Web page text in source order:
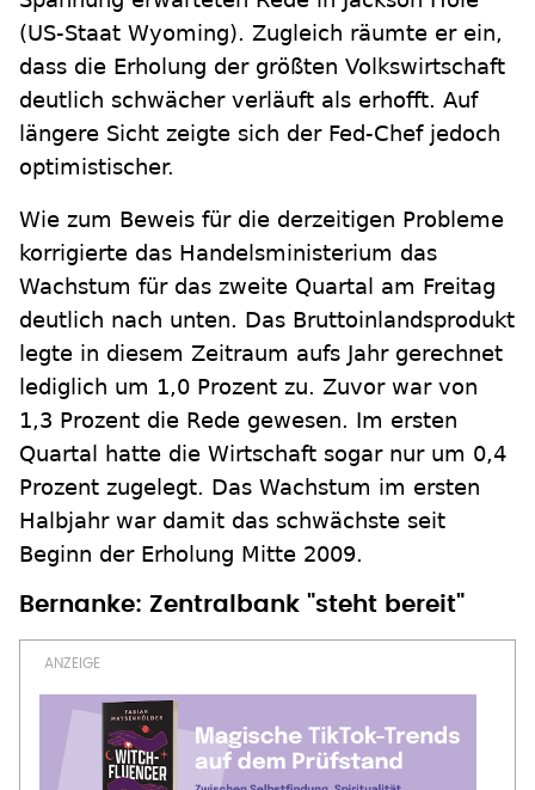
(US-Staat Wyoming). Zugleich räumte er ein,
dass die Erholung der größten Volkswirtschaft
deutlich schwächer verläuft als erhofft. Auf
längere Sicht zeigte sich der Fed-Chef jedoch
optimistischer.
Wie zum Beweis für die derzeitigen Probleme
korrigierte das Handelsministerium das
Wachstum für das zweite Quartal am Freitag
deutlich nach unten. Das Bruttoinlandsprodukt
legte in diesem Zeitraum aufs Jahr gerechnet
lediglich um 1,0 Prozent zu. Zuvor war von
1,3 Prozent die Rede gewesen. Im ersten
Quartal hatte die Wirtschaft sogar nur um 0,4
Prozent zugelegt. Das Wachstum im ersten
Halbjahr war damit das schwächste seit
Beginn der Erholung Mitte 2009.
Bernanke: Zentralbank "steht bereit"